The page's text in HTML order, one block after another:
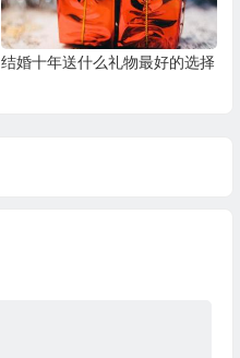
结婚十年送什么礼物最好的选择